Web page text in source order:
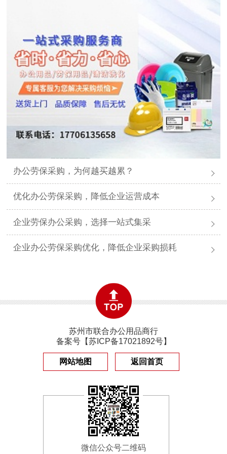
办公劳保采购，为何越买越累？
优化办公劳保采购，降低企业运营成本
企业劳保办公采购，选择一站式集采
企业办公劳保采购优化，降低企业采购损耗
苏州市联合办公用品商行
备案号【苏ICP备17021892号】
网站地图 返回首页
微信公众号二维码